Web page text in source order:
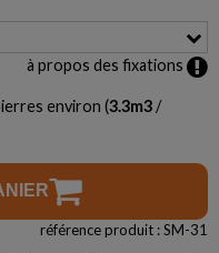
à propos des fixations
environ (3.3m3 /
référence produit : SM-31